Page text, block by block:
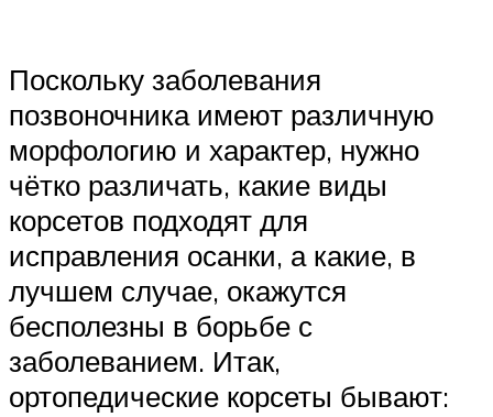
Поскольку заболевания
позвоночника имеют различную
морфологию и характер, нужно
чётко различать, какие виды
корсетов подходят для
исправления осанки, а какие, в
лучшем случае, окажутся
бесполезны в борьбе с
заболеванием. Итак,
ортопедические корсеты бывают: